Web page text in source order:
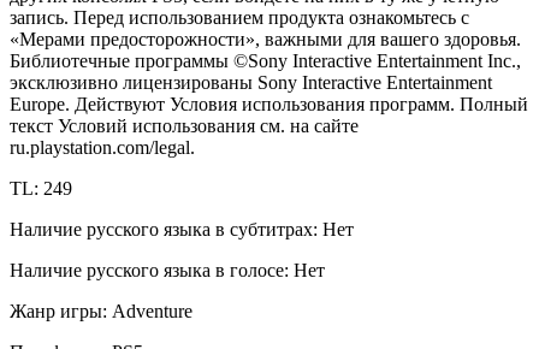
запись. Перед использованием продукта ознакомьтесь с
«Мерами предосторожности», важными для вашего здоровья.
Библиотечные программы ©Sony Interactive Entertainment Inc.,
эксклюзивно лицензированы Sony Interactive Entertainment
Europe. Действуют Условия использования программ. Полный
текст Условий использования см. на сайте
ru.playstation.com/legal.
TL: 249
Наличие русского языка в субтитрах: Нет
Наличие русского языка в голосе: Нет
Жанр игры: Adventure